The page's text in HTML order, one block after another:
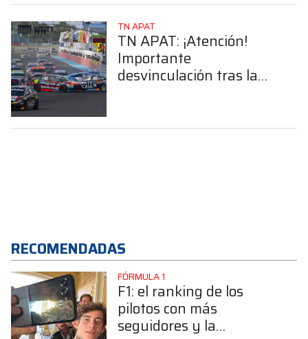
TN APAT
TN APAT: ¡Atención!
Importante
desvinculación tras la
RECOMENDADAS
FÓRMULA 1
F1: el ranking de los
pilotos con más
seguidores y la